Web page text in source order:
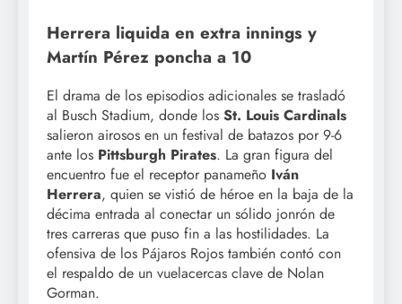
Herrera liquida en extra innings y
Martín Pérez poncha a 10
El drama de los episodios adicionales se trasladó
al Busch Stadium, donde los St. Louis Cardinals
salieron airosos en un festival de batazos por 9-6
ante los Pittsburgh Pirates. La gran figura del
encuentro fue el receptor panameño Iván
Herrera, quien se vistió de héroe en la baja de la
décima entrada al conectar un sólido jonrón de
tres carreras que puso fin a las hostilidades. La
ofensiva de los Pájaros Rojos también contó con
el respaldo de un vuelacercas clave de Nolan
Gorman.